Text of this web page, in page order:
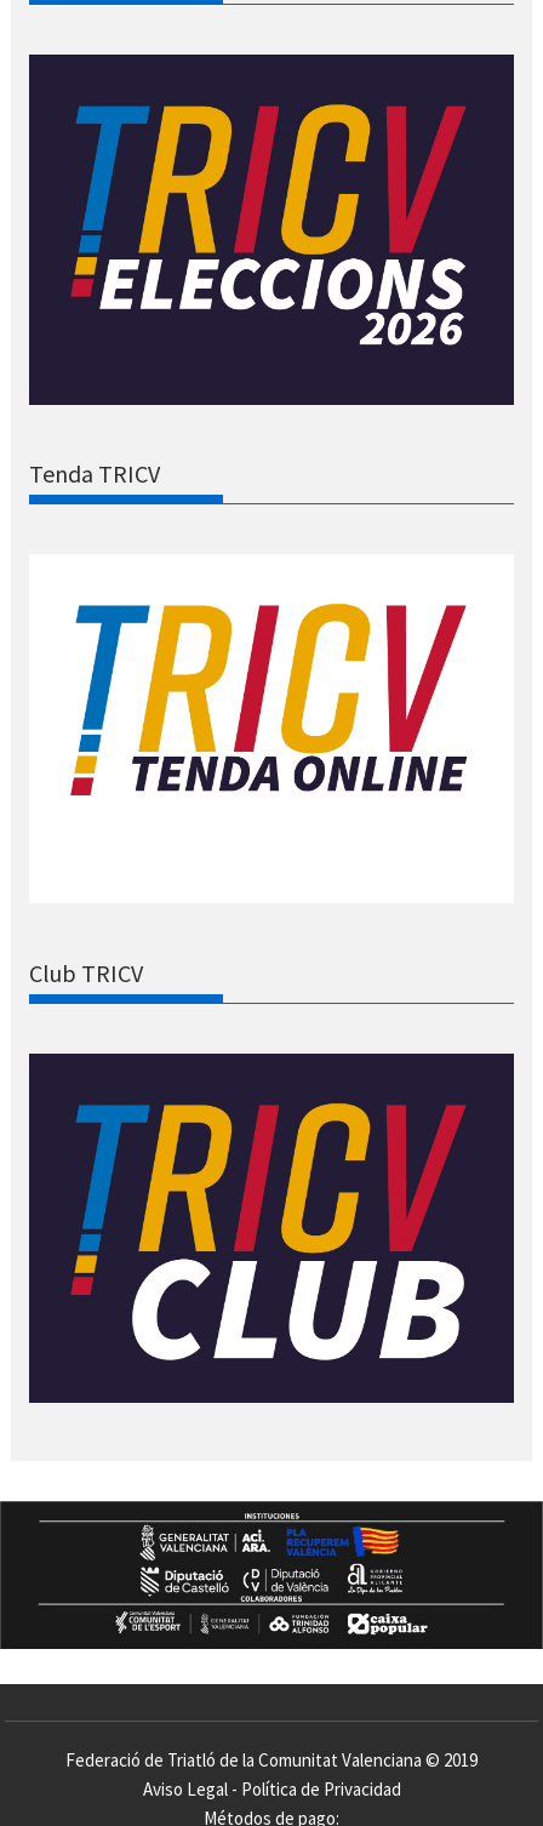
Tenda TRICV
Club TRICV
Federació de Triatló de la Comunitat Valenciana © 2019
Aviso Legal- Política de Privacidad
Métodos de pago: